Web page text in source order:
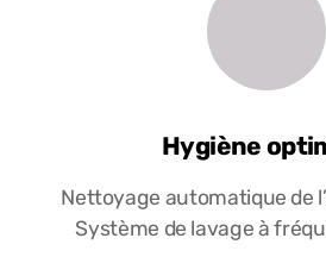
Hygiène
Nettoyage automatique de
Système de lavage à